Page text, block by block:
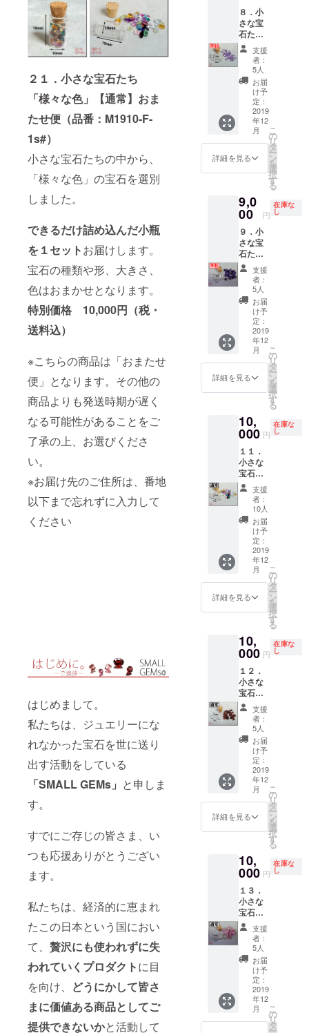
２１．小さな宝石たち
「様々な色」【通常】おま
たせ便（品番：M1910-F-
1s#）
小さな宝石たちの中から、
「様々な色」の宝石を選別
しました。
できるだけ詰め込んだ小瓶
を１セットお届けします。
宝石の種類や形、大きさ、
色はおまかせとなります。
特別価格 10,000円（税・
送料込）
※こちらの商品は「おまたせ
便」となります。その他の
商品よりも発送時期が遅く
なる可能性があることをご
了承の上、お選びくださ
い。
※お届け先のご住所は、番地
以下まで忘れずに入力して
ください
はじめまして。
私たちは、ジュエリーにな
れなかった宝石を世に送り
出す活動をしている
「SMALL GEMs」 と申しま
す。
すでにご存じの皆さま、い
つも応援ありがとうござい
ます。
私たちは、経済的に恵まれ
たこの日本という国におい
て、 贅沢にも使われずに失
われていくプロダクトに目
を向け、 どうにかして皆さ
まに価値ある商品としてご
提供できないかと活動して
別価
格
10,000
円
（税・
送料
込）
➡
9,000円
（税・
送料
込） ※
お届け
先のご
住所
れずに
入力し
てくだ
さい
た。 で
きるだ
け詰め
込んだ
小瓶を
１セッ
トお届
けしま
す。 宝
石の種
類や
形、大
きさ、
色はお
早割特
別価
格
10,000
円
（税・
送料
込）
➡
9,000円
（税・
送料
込） ※
お届け
先のご
住所
は、番
入力し
てくだ
８．小
さな宝
石たち
「薄紫
色」
【早
割】
（品
番：
LPu191
0-F-1）
小さな
宝石た
ちの中
から、
「薄め
の宝石
を選別
しまし
た。 で
きるだ
け詰め
込んだ
小瓶を
１セッ
トお届
けしま
す。 宝
石の種
類や
形、大
きさ、
色はお
早割特
別価
格
10,000
円
（税・
送料
込）
➡
9,000円
（税・
送料
込） ※
お届け
先のご
住所
は、番
入力し
てくだ
支援
者：
5人
お届
け予
定：
2019
年12
月
詳細を見る
こ
の
リ
タ
ー
ン
を
選
択
す
る
9,0
00 円
在庫な
し
９．小
さな宝
石たち
「紫
色」
【早
割】
（品
番：
Pu1910
-F-1）
小さな
宝石た
ちの中
から、
「紫」
を選別
しまし
た。 で
きるだ
け詰め
込んだ
小瓶を
１セッ
トお届
けしま
す。 宝
石の種
類や
形、大
きさ、
色はお
まかせ
別価
格
10,000
円
（税・
送料
込）
➡
9,000円
（税・
送料
込） ※
お届け
先のご
住所
は、番
地以下
てくだ
さい
支援
者：
5人
お届
け予
定：
2019
年12
月
詳細を見る
こ
の
リ
タ
ー
ン
を
選
択
す
る
10,
000 円
在庫な
し
１１．
小さな
宝石た
ち
「様々
な色」
【通
常】
（品
番：
M1910-
F-1s）
小さな
宝石た
ちの中
から、
な色」
の宝石
を選別
しまし
た。 で
きるだ
け詰め
込んだ
小瓶を
１セッ
トお届
けしま
す。 宝
石の種
類や
形、大
きさ、
ます。
特別価
格
10,000
円
（税・
送料
込） ※
お届け
先のご
住所
は、番
地以下
まで忘
れずに
入力し
支援
者：
10人
お届
け予
定：
2019
年12
月
詳細を見る
こ
の
リ
タ
ー
ン
を
選
択
す
る
10,
000 円
在庫な
し
１２．
小さな
宝石た
ち「濃
赤色」
【通
常】
（品
番：
DR191
0-F-
1s）小
さな宝
石たち
の中か
ら、
めの
赤」の
宝石を
選別し
まし
た。 で
きるだ
け詰め
込んだ
小瓶を
１セッ
トお届
けしま
す。 宝
石の種
類や
支援
者：
5人
お届
け予
定：
2019
年12
月
詳細を見る
こ
の
リ
タ
ー
ン
を
選
択
す
る
10,
000 円
在庫な
し
１３．
小さな
宝石た
ち「薄
ピンク
色」
【通
常】
（品
番：
LP1910
-F-1s）
小さな
支援
者：
5人
お届
け予
定：
2019
年12
月
こ
の
リ
タ